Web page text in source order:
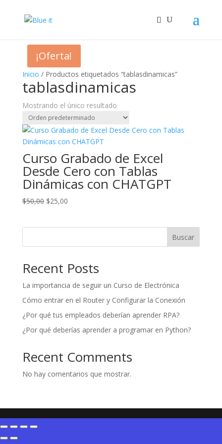
Inicio / Productos etiquetados “tablasdinamicas”
tablasdinamicas
Mostrando el único resultado
¡Oferta!
Curso Grabado de Excel
Desde Cero con Tablas
Dinámicas con CHATGPT
$50,00 El
$50,00.
$25,00El
$25,00.
Buscar
Recent Posts
La importancia de seguir un Curso de Electrónica
Cómo entrar en el Router y Configurar la Conexión
¿Por qué tus empleados deberían aprender RPA?
¿Por qué deberías aprender a programar en Python?
Recent Comments
No hay comentarios que mostrar.